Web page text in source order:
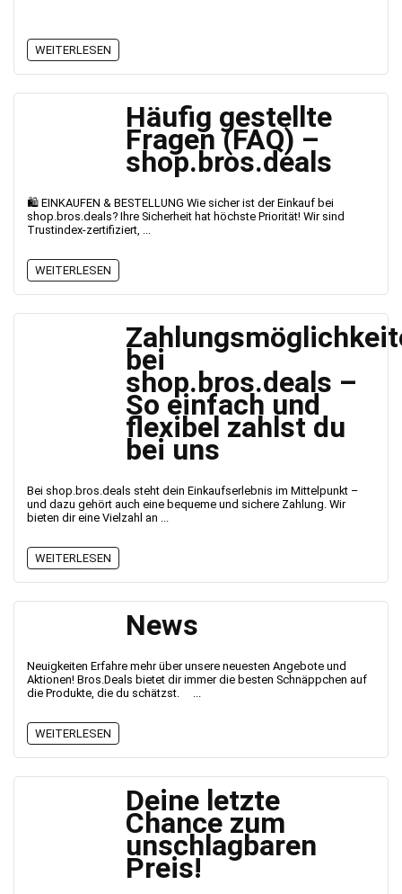
WEITERLESEN
Häufig gestellte
Fragen (FAQ) –
shop.bros.deals
🛍️ EINKAUFEN & BESTELLUNG Wie sicher ist der Einkauf bei
shop.bros.deals? Ihre Sicherheit hat höchste Priorität! Wir sind
Trustindex-zertifiziert, ...
WEITERLESEN
bei
shop.bros.deals –
So einfach und
flexibel zahlst du
bei uns
Bei shop.bros.deals steht dein Einkaufserlebnis im Mittelpunkt –
und dazu gehört auch eine bequeme und sichere Zahlung. Wir
bieten dir eine Vielzahl an ...
WEITERLESEN
News
Neuigkeiten Erfahre mehr über unsere neuesten Angebote und
Aktionen! Bros.Deals bietet dir immer die besten Schnäppchen auf
die Produkte, die du schätzst. ...
WEITERLESEN
Deine letzte
Chance zum
unschlagbaren
Preis!